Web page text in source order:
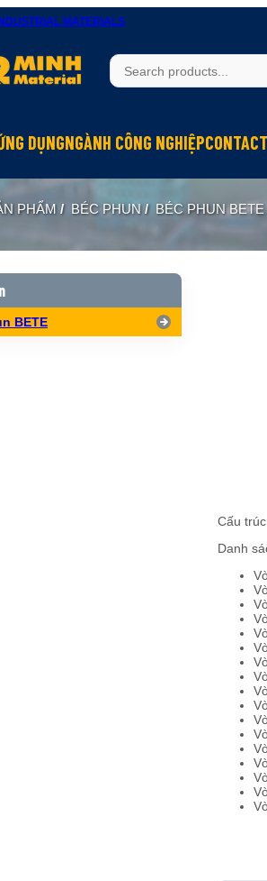
MATERIALS
Đồng Brass
PP
hình nón đặc Full Cone
hình nón rỗng Hollow Cone
DỤNG
Rửa bề mặt
Làm mát
Dập bụi
Phun hóa chất
NGÀNH CÔNG NGHIỆP
Hóa chất
Đóng tàu
Dệt may
CONTACT
PHẨM / BÉC PHUN / BÉC PHUN BETE
BETE
Cấu
Danh